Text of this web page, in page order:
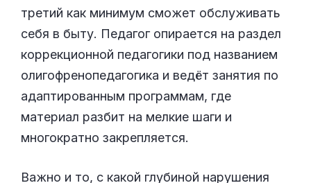
третий как минимум сможет обслуживать
себя в быту. Педагог опирается на раздел
коррекционной педагогики под названием
олигофренопедагогика и ведёт занятия по
адаптированным программам, где
материал разбит на мелкие шаги и
многократно закрепляется.
Важно и то, с какой глубиной нарушения